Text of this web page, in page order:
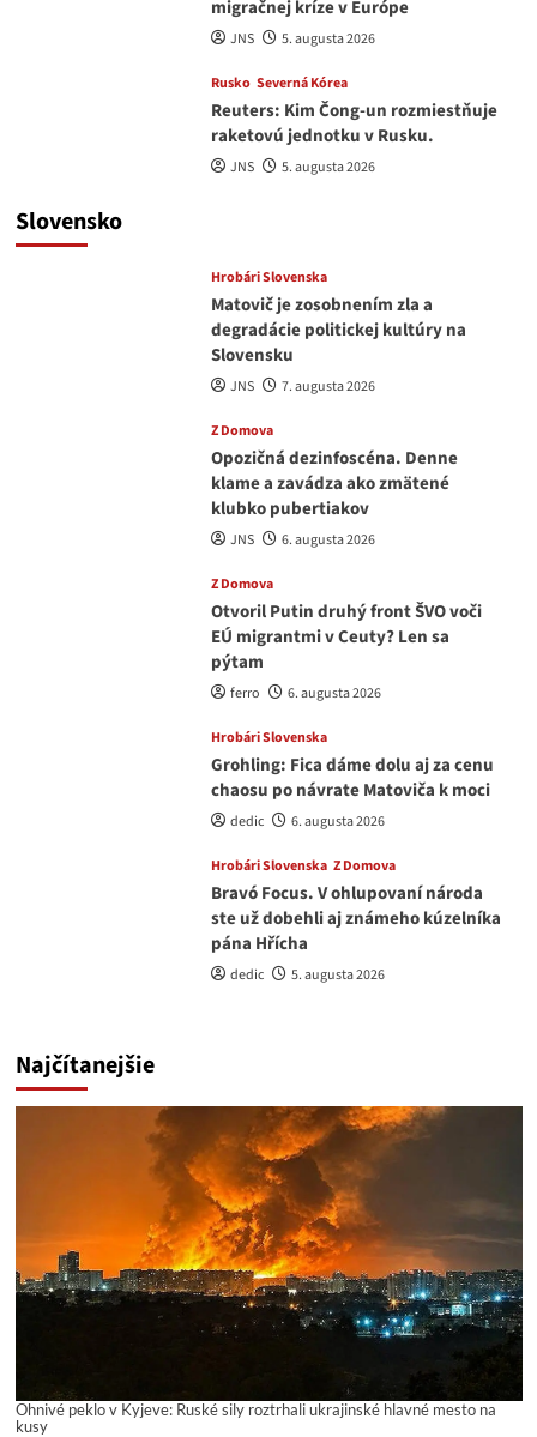
migračnej kríze v Európe
JNS 5. augusta 2026
Rusko Severná Kórea
Reuters: Kim Čong-un rozmiestňuje
raketovú jednotku v Rusku.
JNS 5. augusta 2026
Slovensko
Hrobári Slovenska
Matovič je zosobnením zla a
degradácie politickej kultúry na
Slovensku
JNS 7. augusta 2026
Z Domova
Opozičná dezinfoscéna. Denne
klame a zavádza ako zmätené
klubko pubertiakov
JNS 6. augusta 2026
Z Domova
Otvoril Putin druhý front ŠVO voči
EÚ migrantmi v Ceuty? Len sa
pýtam
ferro 6. augusta 2026
Hrobári Slovenska
Grohling: Fica dáme dolu aj za cenu
chaosu po návrate Matoviča k moci
dedic 6. augusta 2026
Hrobári Slovenska Z Domova
Bravó Focus. V ohlupovaní národa
ste už dobehli aj známeho kúzelníka
pána Hřícha
dedic 5. augusta 2026
Najčítanejšie
Ohnivé peklo v Kyjeve: Ruské sily roztrhali ukrajinské hlavné mesto na
kusy